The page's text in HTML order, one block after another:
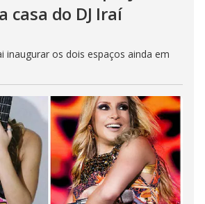
casa do DJ Iraí
inaugurar os dois espaços ainda em